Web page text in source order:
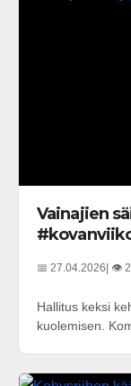
Vainajien
📅 27.04.2026 | 👁️
Hallitus keksi
kuolemisen.